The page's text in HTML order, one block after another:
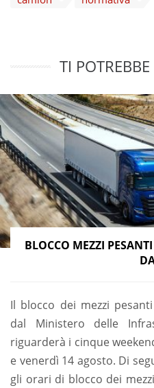
TI
BLOCCO MEZZI
Il blocco dei mezzi
dal Ministero delle
riguarderà i cinque
e venerdì 14 agosto. Di
gli orari di blocco dei